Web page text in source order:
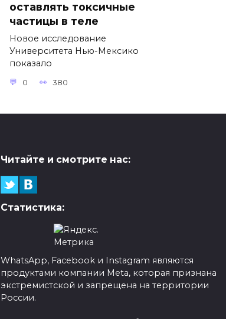
оставлять токсичные
частицы в теле
Новое исследование
Университета Нью-Мексико
показало
0 380
Читайте и смотрите нас:
Статистика:
WhatsApp, Facebook и Instagram являются
продуктами компании Meta, которая признана
экстремистской и запрещена на территории
России.